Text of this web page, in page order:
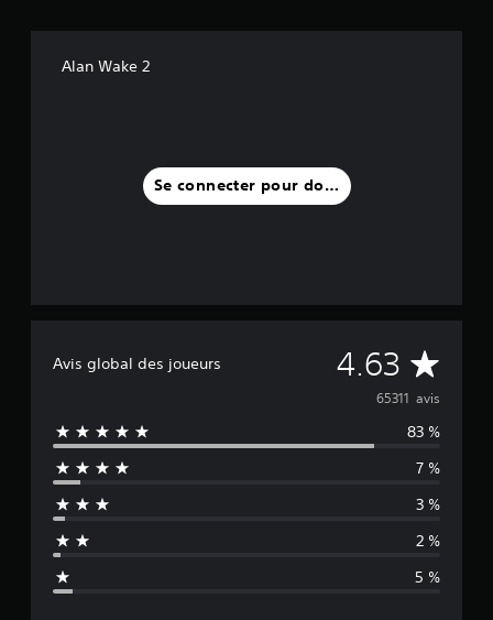
Alan Wake 2
Se connecter pour donner un avis
Avis global des joueurs 4.63 M
o
y
e
n
65311 avis
83 %
7 %
3 %
2 %
5 %